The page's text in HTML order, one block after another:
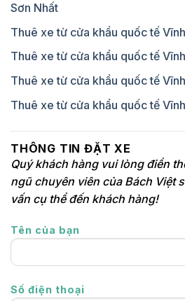
Sơn Nhất
Thuê xe từ cửa khẩu quốc tế
Thuê xe từ cửa khẩu quốc tế
Thuê xe từ cửa khẩu quốc tế
Thuê xe từ cửa khẩu quốc tế
THÔNG TIN ĐẶT XE
Quý khách hàng vui lòng điền
ngũ chuyên viên của Bách Việt
vấn cụ thể đến khách hàng!
Tên của bạn
Số điện thoại